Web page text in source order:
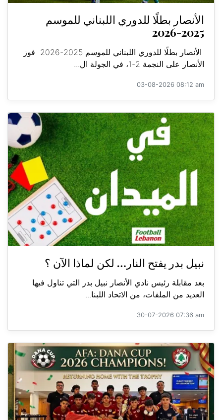
الأنصار بطلًا للدوري اللبناني للموسم
2025-2026
الأنصار بطلًا للدوري اللبناني للموسم 2025-2026 فوز
الأنصار على النجمة 2-1، في الجولة ال...
03-08-2026 08:12 am
نبيل بدر يفتح النار… لكن لماذا الآن ؟
بعد مقابلة رئيس نادي الأنصار نبيل بدر التي تناول فيها
العديد من الملفات، من الاتحاد اللبنا...
30-07-2026 07:36 am